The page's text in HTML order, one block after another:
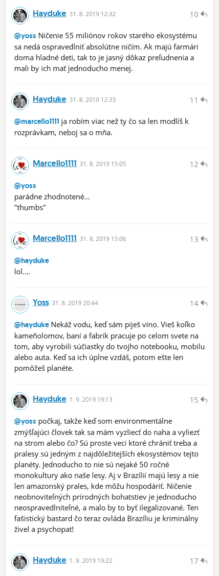
10
Hayduke 31. 8. 2019 12:32
@yoss Ničenie 55 miliónov rokov starého ekosystému
sa nedá ospravedlniť absolútne ničím. Ak majú farmári
doma hladné deti, tak to je jasný dôkaz preľudnenia a
mali by ich mať jednoducho menej.
11
Hayduke 31. 8. 2019 12:33
@marcello1111 ja robím viac než ty čo sa len modlíš k
rozprávkam, neboj sa o mňa.
12
Marcello1111 31. 8. 2019 15:05
@yoss
parádne zhodnotené...
"thumbs"
13
Marcello1111 31. 8. 2019 15:06
@hayduke
lol....
14
Yoss 31. 8. 2019 20:44
@hayduke Nekáž vodu, keď sám piješ víno. Vieš koľko
kameňolomov, baní a fabrík pracuje po celom svete na
tom, aby vyrobili súčiastky do tvojho notebooku, mobilu
alebo auta. Keď sa ich úplne vzdáš, potom ešte len
pomôžeš planéte.
15
Hayduke 1. 9. 2019 19:13
@yoss počkaj, takže keď som environmentálne
zmýšľajúci človek tak sa mám vyzliecť do naha a vyliezť
na strom alebo čo? Sú proste veci ktoré chrániť treba a
pralesy sú jedným z najdôležitejších ekosystémov tejto
planéty. Jednoducho to nie sú nejaké 50 ročné
monokultury ako naše lesy. Aj v Brazílií majú lesy a nie
len amazonský prales, kde môžu hospodáriť. Ničenie
neobnoviteľných prírodných bohatstiev je jednoducho
neospravedlniteľné, a malo by to byť ilegalizované. Ten
fašistický bastard čo teraz ovláda Brazíliu je kriminálny
živel a psychopat!
17
Hayduke 1. 9. 2019 19:22